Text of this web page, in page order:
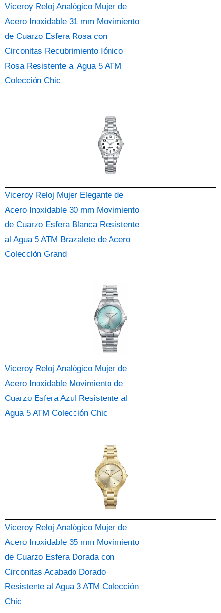
Viceroy Reloj Analógico Mujer de
Acero Inoxidable 31 mm Movimiento
de Cuarzo Esfera Rosa con
Circonitas Recubrimiento Iónico
Rosa Resistente al Agua 5 ATM
Colección Chic
Viceroy Reloj Mujer Elegante de
Acero Inoxidable 30 mm Movimiento
de Cuarzo Esfera Blanca Resistente
al Agua 5 ATM Brazalete de Acero
Colección Grand
Viceroy Reloj Analógico Mujer de
Acero Inoxidable Movimiento de
Cuarzo Esfera Azul Resistente al
Agua 5 ATM Colección Chic
Viceroy Reloj Analógico Mujer de
Acero Inoxidable 35 mm Movimiento
de Cuarzo Esfera Dorada con
Circonitas Acabado Dorado
Resistente al Agua 3 ATM Colección
Chic